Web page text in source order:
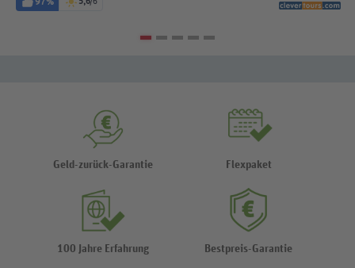
Geld-zurück-Garantie Flexpaket
100 Jahre Erfahrung Bestpreis-Garantie